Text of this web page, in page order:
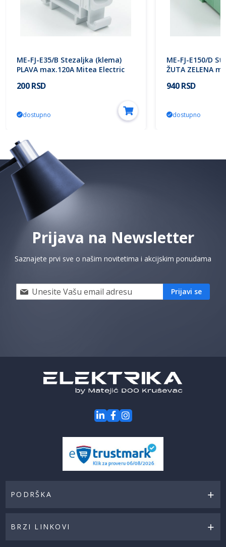
ME-FJ-E35/B Stezaljka (klema)
PLAVA max.120A Mitea Electric
200 RSD
dostupno
ME-FJ-E150/D
ŽUTA ZELENA
940 RSD
dostupno
Prijava na Newsletter
Saznajete prvi sve o našim novitetima i akcijskim ponudama
Prijavi
se
akcije
Prijavi se
PODRŠKA
BRZI LINKOVI